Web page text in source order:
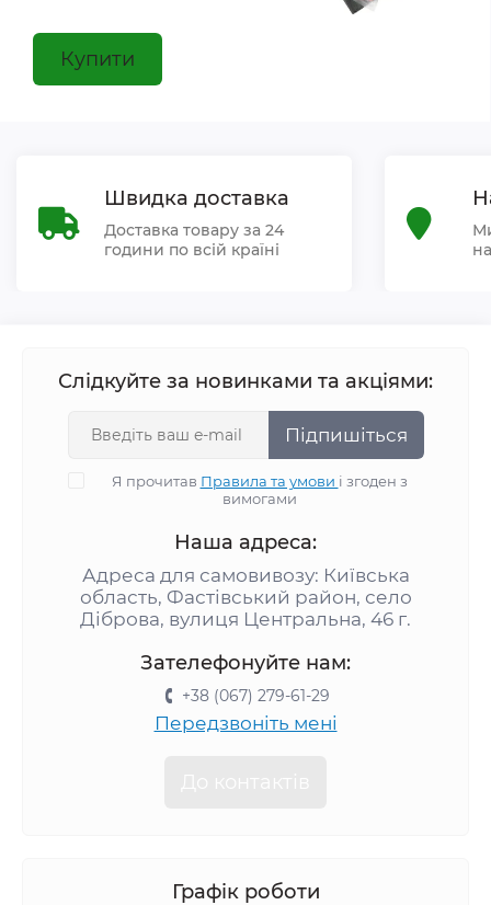
Купити
Швидка доставка
Доставка товару за 24
години по всій країні
Слідкуйте за новинками та акціями:
Підпишіться
Я прочитав Правила та умови і згоден з
вимогами
Наша адреса:
Адреса для самовивозу: Київська
область, Фастівський район, село
Діброва, вулиця Центральна, 46 г.
Зателефонуйте нам:
+38 (067) 279-61-29
Передзвоніть мені
Графік роботи